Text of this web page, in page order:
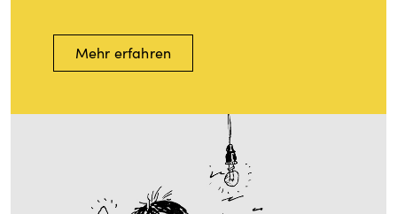
Mehr erfahren